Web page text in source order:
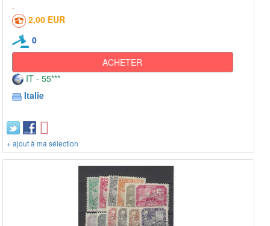
2,00 EUR
0
ACHETER
IT - 55***
Italie
+ ajout à ma sélection